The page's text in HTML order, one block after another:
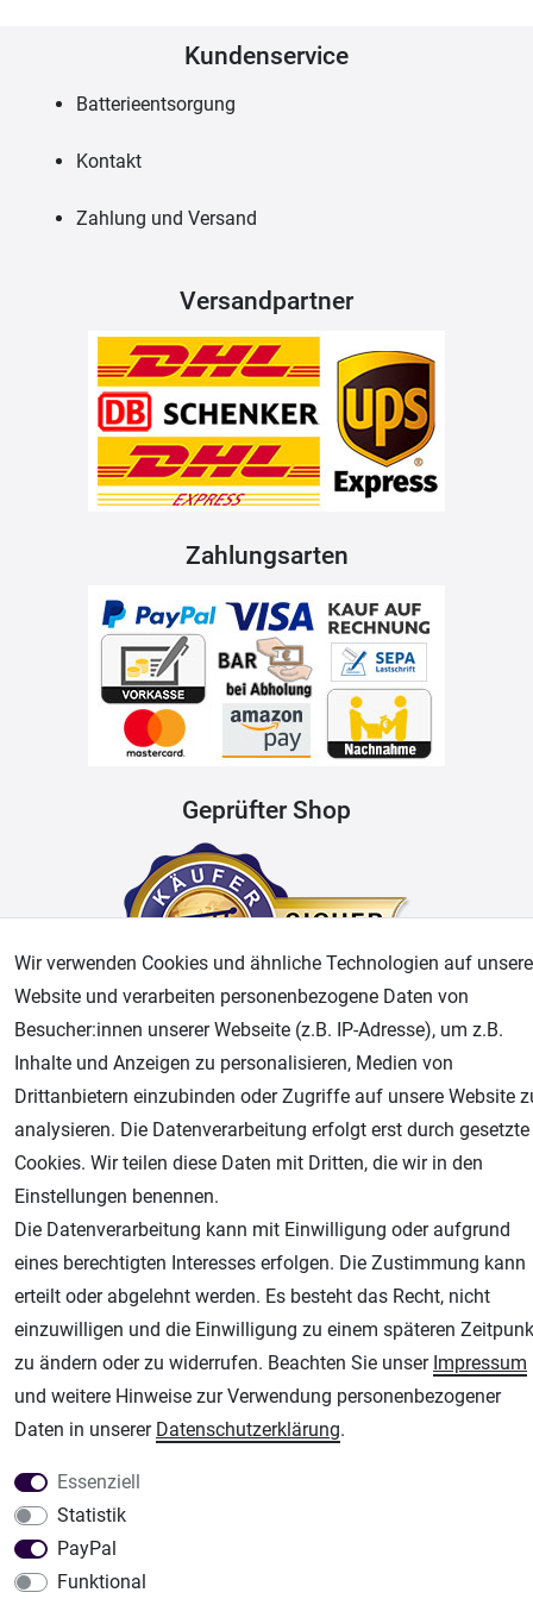
Kundenservice
Batterieentsorgung
Kontakt
Zahlung und Versand
Versandpartner
Zahlungsarten
Geprüfter Shop
Widerrufsrecht Datenschutz
Unsere weiteren Shops:
Airbrush-City
Fachhandel für: Airbrushpistolen, Kompressoren, Airbrushfarben
Modellbau-City
Modellbau Shop
Plotter-City
Schneideplotter, Transferpressen, Siebdruck und Plotterfolien
Im Shop Kaufen
Küchen Zubehör - Haus/Garten - Tierbedarf
Wir verwenden Cookies und ähnliche Technologien auf
Website und verarbeiten personenbezogene Daten von
Besucher:innen unserer Webseite (z.B. IP-Adresse), um z.B.
Inhalte und Anzeigen zu personalisieren, Medien von
Drittanbietern einzubinden oder Zugriffe auf unsere Website
analysieren. Die Datenverarbeitung erfolgt erst durch gesetzte
Cookies. Wir teilen diese Daten mit Dritten, die wir in den
Einstellungen benennen.
Die Datenverarbeitung kann mit Einwilligung oder aufgrund
eines berechtigten Interesses erfolgen. Die Zustimmung kann
erteilt oder abgelehnt werden. Es besteht das Recht, nicht
einzuwilligen und die Einwilligung zu einem späteren
zu ändern oder zu widerrufen. Beachten Sie unser Impressum
und weitere Hinweise zur Verwendung personenbezogener
Daten in unserer Daten­schutz­erklärung.
Essenziell
Statistik
PayPal
Funktional